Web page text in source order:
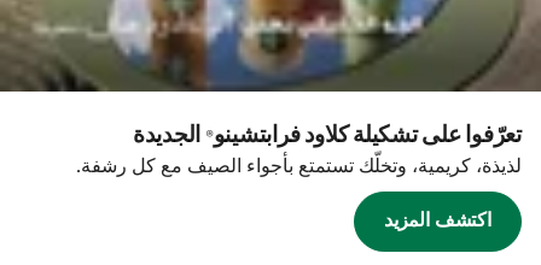
تعرّفوا على تشكيلة كلاود فرابتشينو® الجديدة
لذيذة، كريمية، وتخلّك تستمتع بأجواء الصيف مع كل رشفة.
اكتشف المزيد